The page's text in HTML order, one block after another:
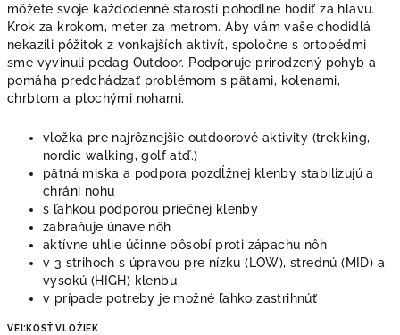
môžete svoje každodenné starosti pohodlne hodiť za hlavu.
Krok za krokom, meter za metrom. Aby vám vaše chodidlá
nekazili pôžitok z vonkajších aktivít, spoločne s ortopédmi
sme vyvinuli pedag Outdoor. Podporuje prirodzený pohyb a
pomáha predchádzať problémom s pätami, kolenami,
chrbtom a plochými nohami.
vložka pre najrôznejšie outdoorové aktivity (trekking,
nordic walking, golf atď.)
pätná miska a podpora pozdĺžnej klenby stabilizujú a
chráni nohu
s ľahkou podporou priečnej klenby
zabraňuje únave nôh
aktívne uhlie účinne pôsobí proti zápachu nôh
v 3 strihoch s úpravou pre nízku (LOW), strednú (MID) a
vysokú (HIGH) klenbu
v prípade potreby je možné ľahko zastrihnúť
VEĽKOSŤ VLOŽIEK